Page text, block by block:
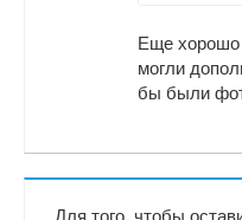
Еще
могли
бы были
Для того, чтобы